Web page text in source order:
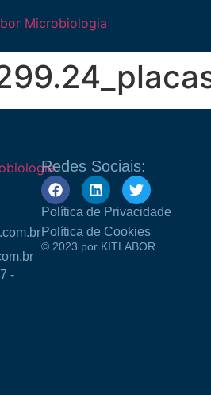
-
Redes Sociais:
Política de Privacidade
Política de Cookies
© 2023 por KITLABOR